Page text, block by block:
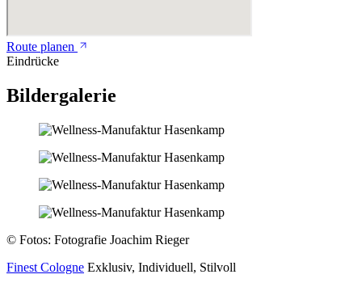
Route planen
Eindrücke
Bildergalerie
© Fotos: Fotografie Joachim Rieger
Finest Cologne Exklusiv, Individuell, Stilvoll